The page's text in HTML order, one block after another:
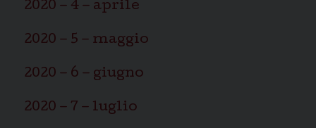
2020 – 4 – aprile
2020 – 5 – maggio
2020 – 6 – giugno
2020 – 7 – luglio